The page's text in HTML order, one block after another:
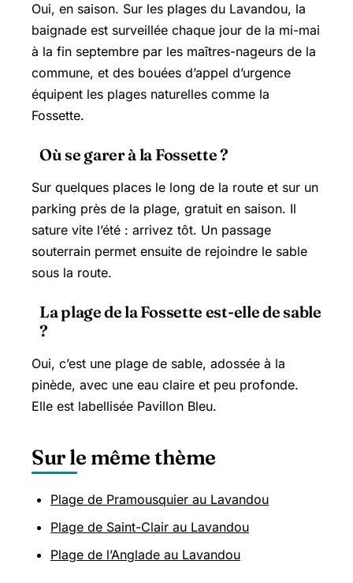
Oui, en saison. Sur les plages du Lavandou, la
baignade est surveillée chaque jour de la mi-mai
à la fin septembre par les maîtres-nageurs de la
commune, et des bouées d’appel d’urgence
équipent les plages naturelles comme la
Fossette.
Où se garer à la Fossette ?
Sur quelques places le long de la route et sur un
parking près de la plage, gratuit en saison. Il
sature vite l’été : arrivez tôt. Un passage
souterrain permet ensuite de rejoindre le sable
sous la route.
La plage de la Fossette est-elle de sable
?
Oui, c’est une plage de sable, adossée à la
pinède, avec une eau claire et peu profonde.
Elle est labellisée Pavillon Bleu.
Sur le même thème
Plage de Pramousquier au Lavandou
Plage de Saint-Clair au Lavandou
Plage de l’Anglade au Lavandou